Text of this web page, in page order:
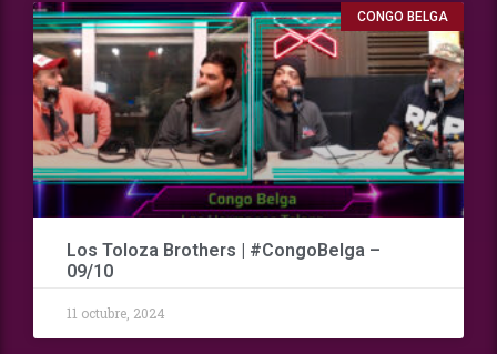
CONGO BELGA
Los Toloza Brothers | #CongoBelga –
09/10
11 octubre, 2024